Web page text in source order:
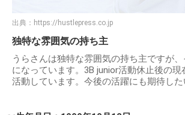
出典： https://hustlepress.co.jp
独特な雰囲気の持ち主
うらさんは独特な雰囲気の持ち主ですが
になっています。3B junior活動休止後の現
活動しています。今後の活躍にも期待した